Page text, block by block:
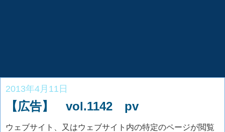
2013年4月11日
【広告】 vol.1142 pv
ウェブサイト、又はウェブサイト内の特定のページが閲覧